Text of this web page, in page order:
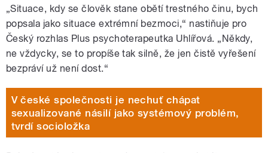
„Situace, kdy se člověk stane obětí trestného činu, bych
popsala jako situace extrémní bezmoci,“ nastiňuje pro
Český rozhlas Plus psychoterapeutka Uhlířová. „Někdy,
ne vždycky, se to propíše tak silně, že jen čistě vyřešení
bezpráví už není dost.“
V české společnosti je nechuť chápat
sexualizované násilí jako systémový problém,
tvrdí socioložka